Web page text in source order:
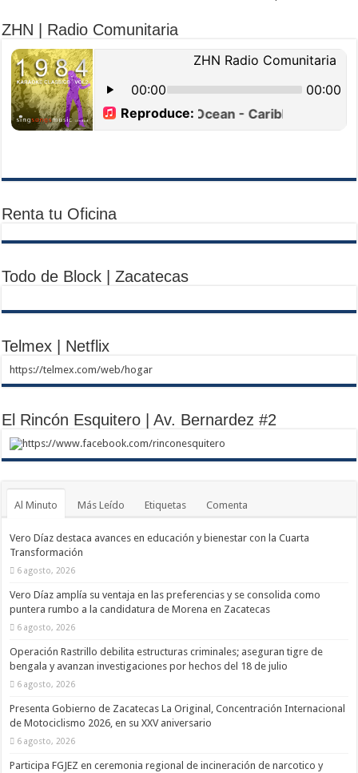
ZHN | Radio Comunitaria
Renta tu Oficina
Todo de Block | Zacatecas
Telmex | Netflix
https://telmex.com/web/hogar
El Rincón Esquitero | Av. Bernardez #2
https://www.facebook.com/rinconesquitero
Al Minuto Más Leído Etiquetas Comenta
Vero Díaz destaca avances en educación y bienestar con la Cuarta
Transformación
6 agosto, 2026
Vero Díaz amplía su ventaja en las preferencias y se consolida como
puntera rumbo a la candidatura de Morena en Zacatecas
6 agosto, 2026
Operación Rastrillo debilita estructuras criminales; aseguran tigre de
bengala y avanzan investigaciones por hechos del 18 de julio
6 agosto, 2026
Presenta Gobierno de Zacatecas La Original, Concentración Internacional
de Motociclismo 2026, en su XXV aniversario
6 agosto, 2026
Participa FGJEZ en ceremonia regional de incineración de narcotico y